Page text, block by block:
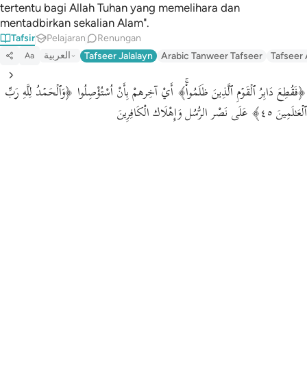
tertentu bagi Allah Tuhan yang memelihara dan
mentadbirkan sekalian Alam".
Tafsir Pelajaran Renungan
Aa العربية Tafseer Jalalayn Arabic Tanweer Tafseer Tafseer
﴿فَقُطِعَ دَابِرُ ٱلۡقَوۡمِ ٱلَّذِینَ ظَلَمُوا۟ۚ﴾ أَيْ آخِرهمْ بِأَنْ اُسْتُؤْصِلُوا ﴿وَٱلۡحَمۡدُ لِلَّهِ رَبِّ
ٱلۡعَـٰلَمِینَ ٤٥﴾ عَلَى نَصْر الرُّسُل وَإِهْلَاك الْكَافِرِينَ